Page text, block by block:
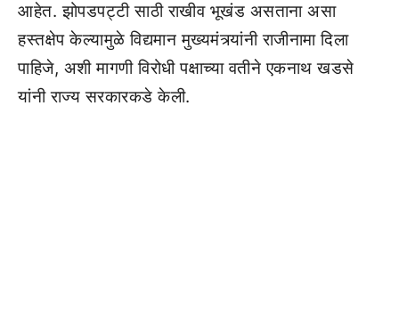
आहेत. झोपडपट्टी साठी राखीव भूखंड असताना असा
हस्तक्षेप केल्यामुळे विद्यमान मुख्यमंत्र्यांनी राजीनामा दिला
पाहिजे, अशी मागणी विरोधी पक्षाच्या वतीने एकनाथ खडसे
यांनी राज्य सरकारकडे केली.